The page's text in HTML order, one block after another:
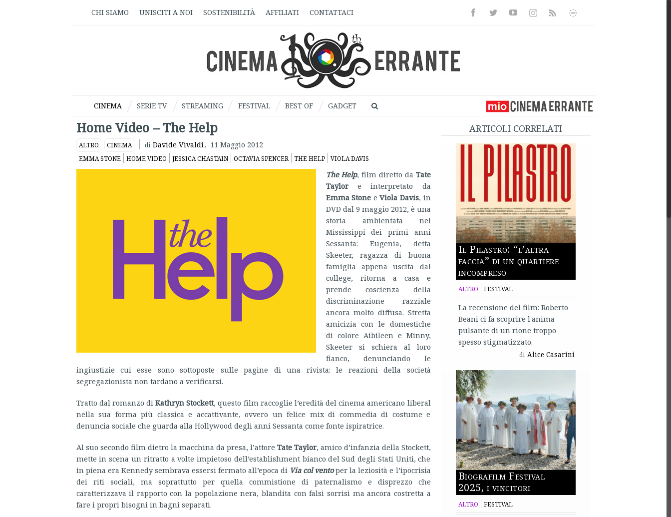
CHI SIAMO UNISCITI A NOI SOSTENIBILITÀ AFFILIATI CONTATTACI FacebookTwitterYoutubeInstagramRss
Informativa
CINEMA SERIE TV STREAMING FESTIVAL BEST OF GADGET
Home Video – The Help
ALTRO CINEMA di Davide Vivaldi, 11 Maggio 2012
EMMA STONE HOME VIDEO JESSICA CHASTAIN OCTAVIA SPENCER THE HELP VIOLA DAVIS
The Help, film diretto da Tate
Taylore interpretato da
Emma Stone eViola Davis, in
DVD dal 9 maggio 2012, è una
storia ambientata nel
Mississippi dei primi anni
Sessanta: Eugenia, detta
Skeeter, ragazza di buona
famiglia appena uscita dal
college, ritorna a casa e
prende coscienza della
discriminazione razziale
ancora molto diffusa. Stretta
amicizia con le domestiche
di colore Aibileen e Minny,
Skeeter si schiera al loro
fianco, denunciando le
ingiustizie cui esse sono sottoposte sulle pagine di una rivista: le reazioni della società
segregazionista non tardano a verificarsi.
Tratto dal romanzo diKathryn Stockett, questo film raccoglie l’eredità del cinema americano liberal
nella sua forma più classica e accattivante, ovvero un felice mix di commedia di costume e
denuncia sociale che guarda alla Hollywood degli anni Sessanta come fonte ispiratrice.
Al suo secondo film dietro la macchina da presa, l’attore Tate Taylor, amico d’infanzia della Stockett,
mette in scena un ritratto a volte impietoso dell’establishment bianco del Sud degli Stati Uniti, che
in piena era Kennedy sembrava essersi fermato all’epoca di Via col ventoper la leziosità e l’ipocrisia
dei riti sociali, ma soprattutto per quella commistione di paternalismo e disprezzo che
caratterizzava il rapporto con la popolazione nera, blandita con falsi sorrisi ma ancora costretta a
fare i propri bisogni in bagni separati.
ARTICOLI CORRELATI
Il Pilastro: “l’altra
faccia” di un quartiere
incompreso
ALTRO FESTIVAL
La recensione del film: Roberto
Beani ci fa scoprire l'anima
pulsante di un rione troppo
spesso stigmatizzato.
di Alice Casarini
Biografilm Festival
2025, i vincitori
ALTRO FESTIVAL